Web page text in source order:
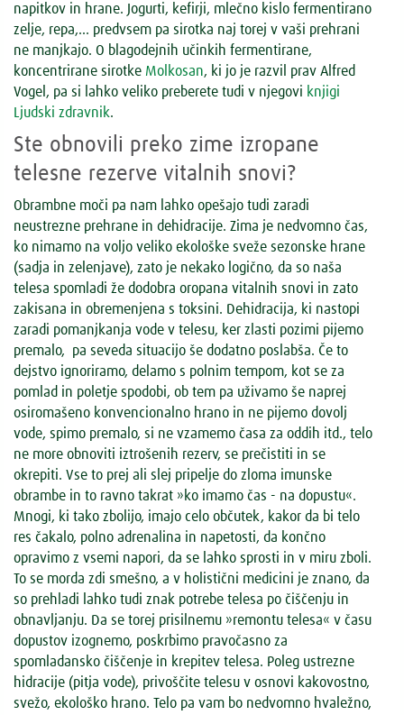
napitkov in hrane. Jogurti, kefirji, mlečno kislo fermentirano
zelje, repa,… predvsem pa sirotka naj torej v vaši prehrani
ne manjkajo. O blagodejnih učinkih fermentirane,
koncentrirane sirotke Molkosan, ki jo je razvil prav Alfred
Vogel, pa si lahko veliko preberete tudi v njegovi knjigi
Ljudski zdravnik.
Ste obnovili preko zime izropane
telesne rezerve vitalnih snovi?
Obrambne moči pa nam lahko opešajo tudi zaradi
neustrezne prehrane in dehidracije. Zima je nedvomno čas,
ko nimamo na voljo veliko ekološke sveže sezonske hrane
(sadja in zelenjave), zato je nekako logično, da so naša
telesa spomladi že dodobra oropana vitalnih snovi in zato
zakisana in obremenjena s toksini. Dehidracija, ki nastopi
zaradi pomanjkanja vode v telesu, ker zlasti pozimi pijemo
premalo, pa seveda situacijo še dodatno poslabša. Če to
dejstvo ignoriramo, delamo s polnim tempom, kot se za
pomlad in poletje spodobi, ob tem pa uživamo še naprej
osiromašeno konvencionalno hrano in ne pijemo dovolj
vode, spimo premalo, si ne vzamemo časa za oddih itd., telo
ne more obnoviti iztrošenih rezerv, se prečistiti in se
okrepiti. Vse to prej ali slej pripelje do zloma imunske
obrambe in to ravno takrat »ko imamo čas - na dopustu«.
Mnogi, ki tako zbolijo, imajo celo občutek, kakor da bi telo
res čakalo, polno adrenalina in napetosti, da končno
opravimo z vsemi napori, da se lahko sprosti in v miru zboli.
To se morda zdi smešno, a v holistični medicini je znano, da
so prehladi lahko tudi znak potrebe telesa po čiščenju in
obnavljanju. Da se torej prisilnemu »remontu telesa« v času
dopustov izognemo, poskrbimo pravočasno za
spomladansko čiščenje in krepitev telesa. Poleg ustrezne
hidracije (pitja vode), privoščite telesu v osnovi kakovostno,
svežo, ekološko hrano. Telo pa vam bo nedvomno hvaležno,